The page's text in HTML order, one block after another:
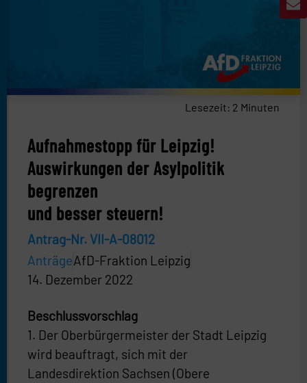
Lesezeit: 2 Minuten
Aufnahmestopp für Leipzig!
Auswirkungen der Asylpolitik
begrenzen
und besser steuern!
Antrag-Nr. VII-A-08012
AnträgeAfD-Fraktion Leipzig
14. Dezember 2022
Beschlussvorschlag
1. Der Oberbürgermeister der Stadt Leipzig
wird beauftragt, sich mit der
Landesdirektion Sachsen (Obere